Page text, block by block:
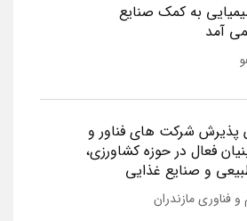
به کمک صنایع
آمد
پذیرش شرکت های فناور و
فعال در حوزه کشاورزی،
و صنایع غذایی
و فناوری مازندران